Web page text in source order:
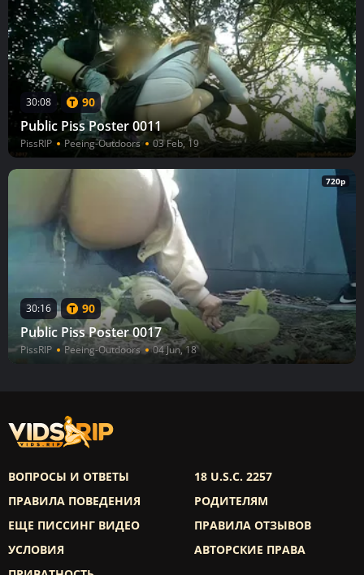
30:08 90
Public Piss Poster 0011
PissRIP Peeing-Outdoors 03 Feb, 19
720p
30:16 90
Public Piss Poster 0017
PissRIP Peeing-Outdoors 04 Jun, 18
ВОПРОСЫ И ОТВЕТЫ
ПРАВИЛА ПОВЕДЕНИЯ
ЕЩЕ ПИССИНГ ВИДЕО
УСЛОВИЯ
18 U.S.C. 2257
РОДИТЕЛЯМ
ПРАВИЛА ОТЗЫВОВ
АВТОРСКИЕ ПРАВА